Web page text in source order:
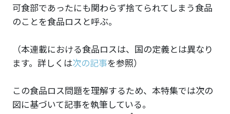
可食部であったにも関わらず捨てられてしまう食品
のことを食品ロスと呼ぶ。
（本連載における食品ロスは、国の定義とは異なり
ます。詳しくは次の記事を参照）
この食品ロス問題を理解するため、本特集では次の
図に基づいて記事を執筆している。